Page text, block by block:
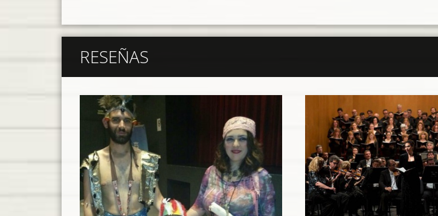
RESEÑAS